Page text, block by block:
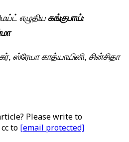
எழுதியகங்குபாய்:
ஸ்ரேயா காத்யாயினி, சின்சிதா
Please write to
to [email protected]